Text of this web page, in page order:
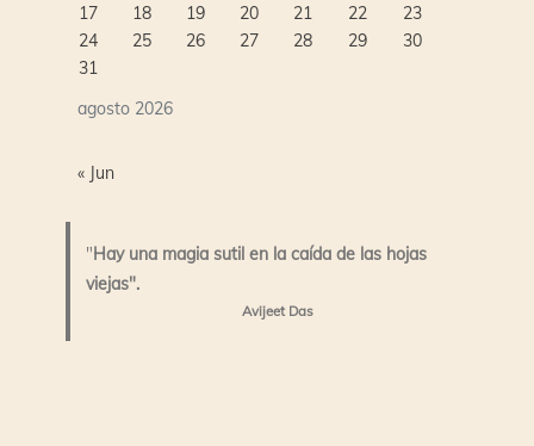
agosto 2026
17
18 19 20 21 22
23
24
25 26 27 28 29
30
31
« Jun
"Hay una magia sutil en la caída de las hojas
viejas".
Avijeet Das